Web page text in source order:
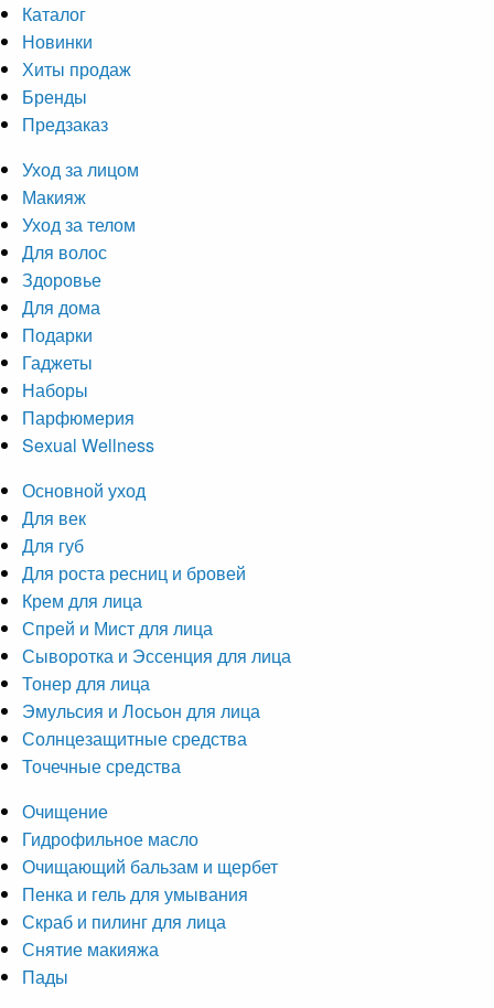
Каталог
Новинки
Хиты продаж
Бренды
Предзаказ
Уход за лицом
Макияж
Уход за телом
Для волос
Здоровье
Для дома
Подарки
Гаджеты
Наборы
Парфюмерия
Sexual Wellness
Основной уход
Для век
Для губ
Для роста ресниц и бровей
Крем для лица
Спрей и Мист для лица
Сыворотка и Эссенция для лица
Тонер для лица
Эмульсия и Лосьон для лица
Солнцезащитные средства
Точечные средства
Очищение
Гидрофильное масло
Очищающий бальзам и щербет
Пенка и гель для умывания
Скраб и пилинг для лица
Снятие макияжа
Пады